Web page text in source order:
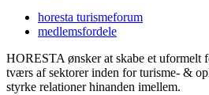
horesta turismeforum
medlemsfordele
HORESTA ønsker at skabe et uformelt
tværs af sektorer inden for turisme- &
styrke relationer hinanden imellem.